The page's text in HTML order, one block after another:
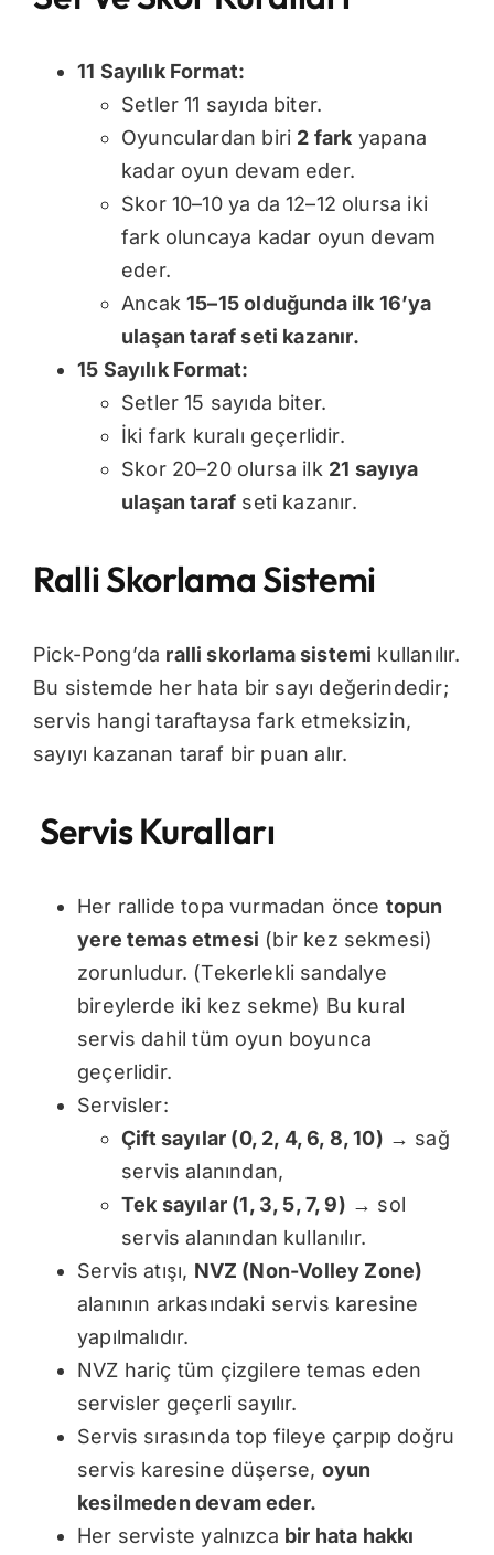
11 Sayılık Format:
Setler 11 sayıda biter.
Oyunculardan biri 2 fark yapana
kadar oyun devam eder.
Skor 10–10 ya da 12–12 olursa iki
fark oluncaya kadar oyun devam
eder.
Ancak15–15 olduğunda ilk 16’ya
ulaşan taraf seti kazanır.
15 Sayılık Format:
Setler 15 sayıda biter.
İki fark kuralı geçerlidir.
Skor 20–20 olursa ilk 21 sayıya
ulaşan taraf seti kazanır.
Ralli Skorlama Sistemi
Pick-Pong’da ralli skorlama sistemi kullanılır.
Bu sistemde her hata bir sayı değerindedir;
servis hangi taraftaysa fark etmeksizin,
sayıyı kazanan taraf bir puan alır.
Servis Kuralları
Her rallide topa vurmadan önce topun
yere temas etmesi (bir kez sekmesi)
zorunludur. (Tekerlekli sandalye
bireylerde iki kez sekme) Bu kural
servis dahil tüm oyun boyunca
geçerlidir.
Servisler:
Çift sayılar (0, 2, 4, 6, 8, 10) → sağ
servis alanından,
Tek sayılar (1, 3, 5, 7, 9) → sol
servis alanından kullanılır.
Servis atışı, NVZ (Non-Volley Zone)
alanının arkasındaki servis karesine
yapılmalıdır.
NVZ hariç tüm çizgilere temas eden
servisler geçerli sayılır.
Servis sırasında top fileye çarpıp doğru
servis karesine düşerse, oyun
kesilmeden devam eder.
Her serviste yalnızca bir hata hakkı